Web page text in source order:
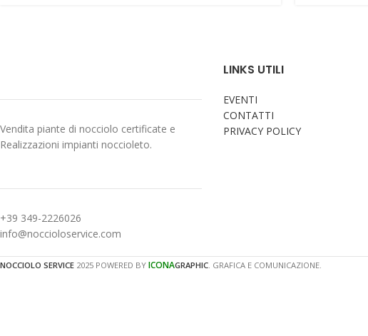
Vendita piante di nocciolo certificate e
Realizzazioni impianti noccioleto.
+39 349-2226026
info@noccioloservice.com
LINKS UTILI
EVENTI
CONTATTI
PRIVACY POLICY
NOCCIOLO SERVICE 2025 POWERED BY ICONAGRAPHIC. GRAFICA E COMUNICAZIONE.